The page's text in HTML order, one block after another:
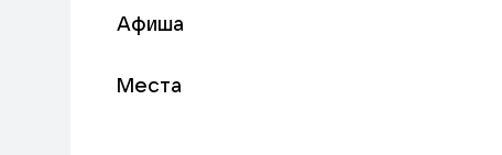
Афиша
Места